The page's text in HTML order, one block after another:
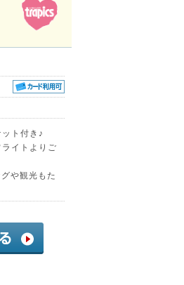
ト付き♪
イトよりご
や観光もた